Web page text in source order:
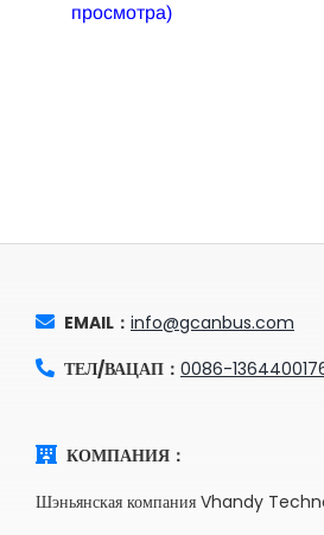
просмотра)
EMAIL： info@gcanbus.com
ТЕЛ/ВАЦАП： 0086-
КОМПАНИЯ：
Шэньянская компания Vhandy